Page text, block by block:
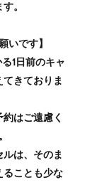
。
いです】
1日前のキャ
きておりま
はご遠慮く
は、そのま
ることも少な